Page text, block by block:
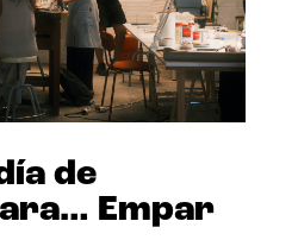
de
Empar